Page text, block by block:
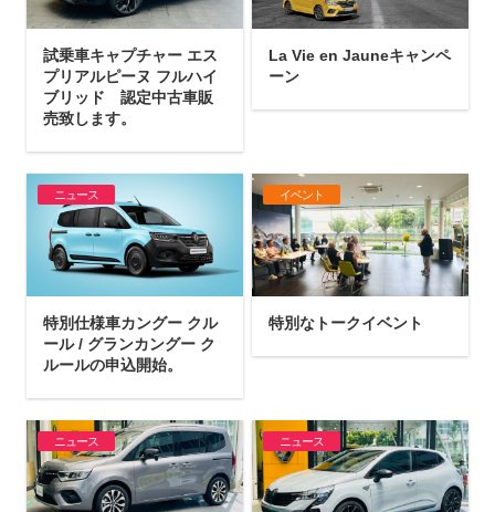
試乗車キャプチャー エス
プリアルピーヌ フルハイ
ブリッド 認定中古車販
売致します。
La Vie en Jauneキャンペ
ーン
ニュース
特別仕様車カングー クル
ール / グランカングー ク
ルールの申込開始。
イベント
特別なトークイベント
ニュース ニュース